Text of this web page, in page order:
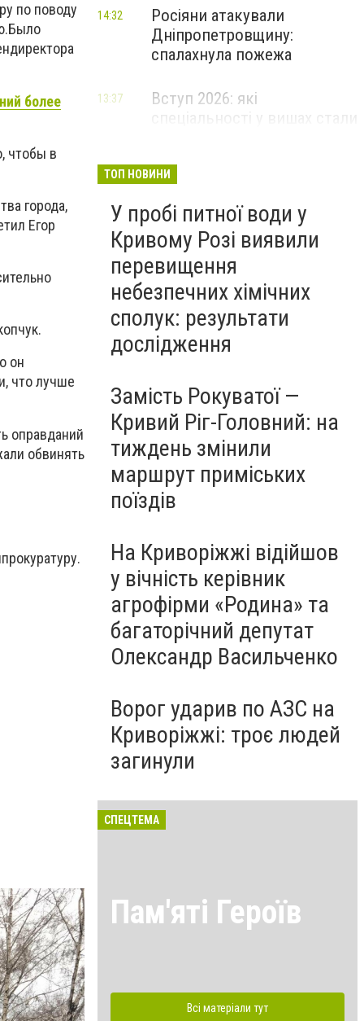
по поводу
более
чтобы в
города,
Егор
он
что лучше
оправданий
обвинять
Росіяни атакували
Дніпропетровщину:
спалахнула пожежа
14:32
Вступ 2026: які
13:37
ТОП НОВИНИ
У пробі питної води у
Кривому Розі виявили
перевищення
небезпечних хімічних
сполук: результати
дослідження
Замість Рокуватої —
Кривий Ріг-Головний: на
тиждень змінили
маршрут приміських
поїздів
На Криворіжжі відійшов
у вічність керівник
агрофірми «Родина» та
багаторічний депутат
Олександр Васильченко
Ворог ударив по АЗС на
Криворіжжі: троє людей
загинули
СПЕЦТЕМА
Пам'яті Героїв
Всі матеріали тут